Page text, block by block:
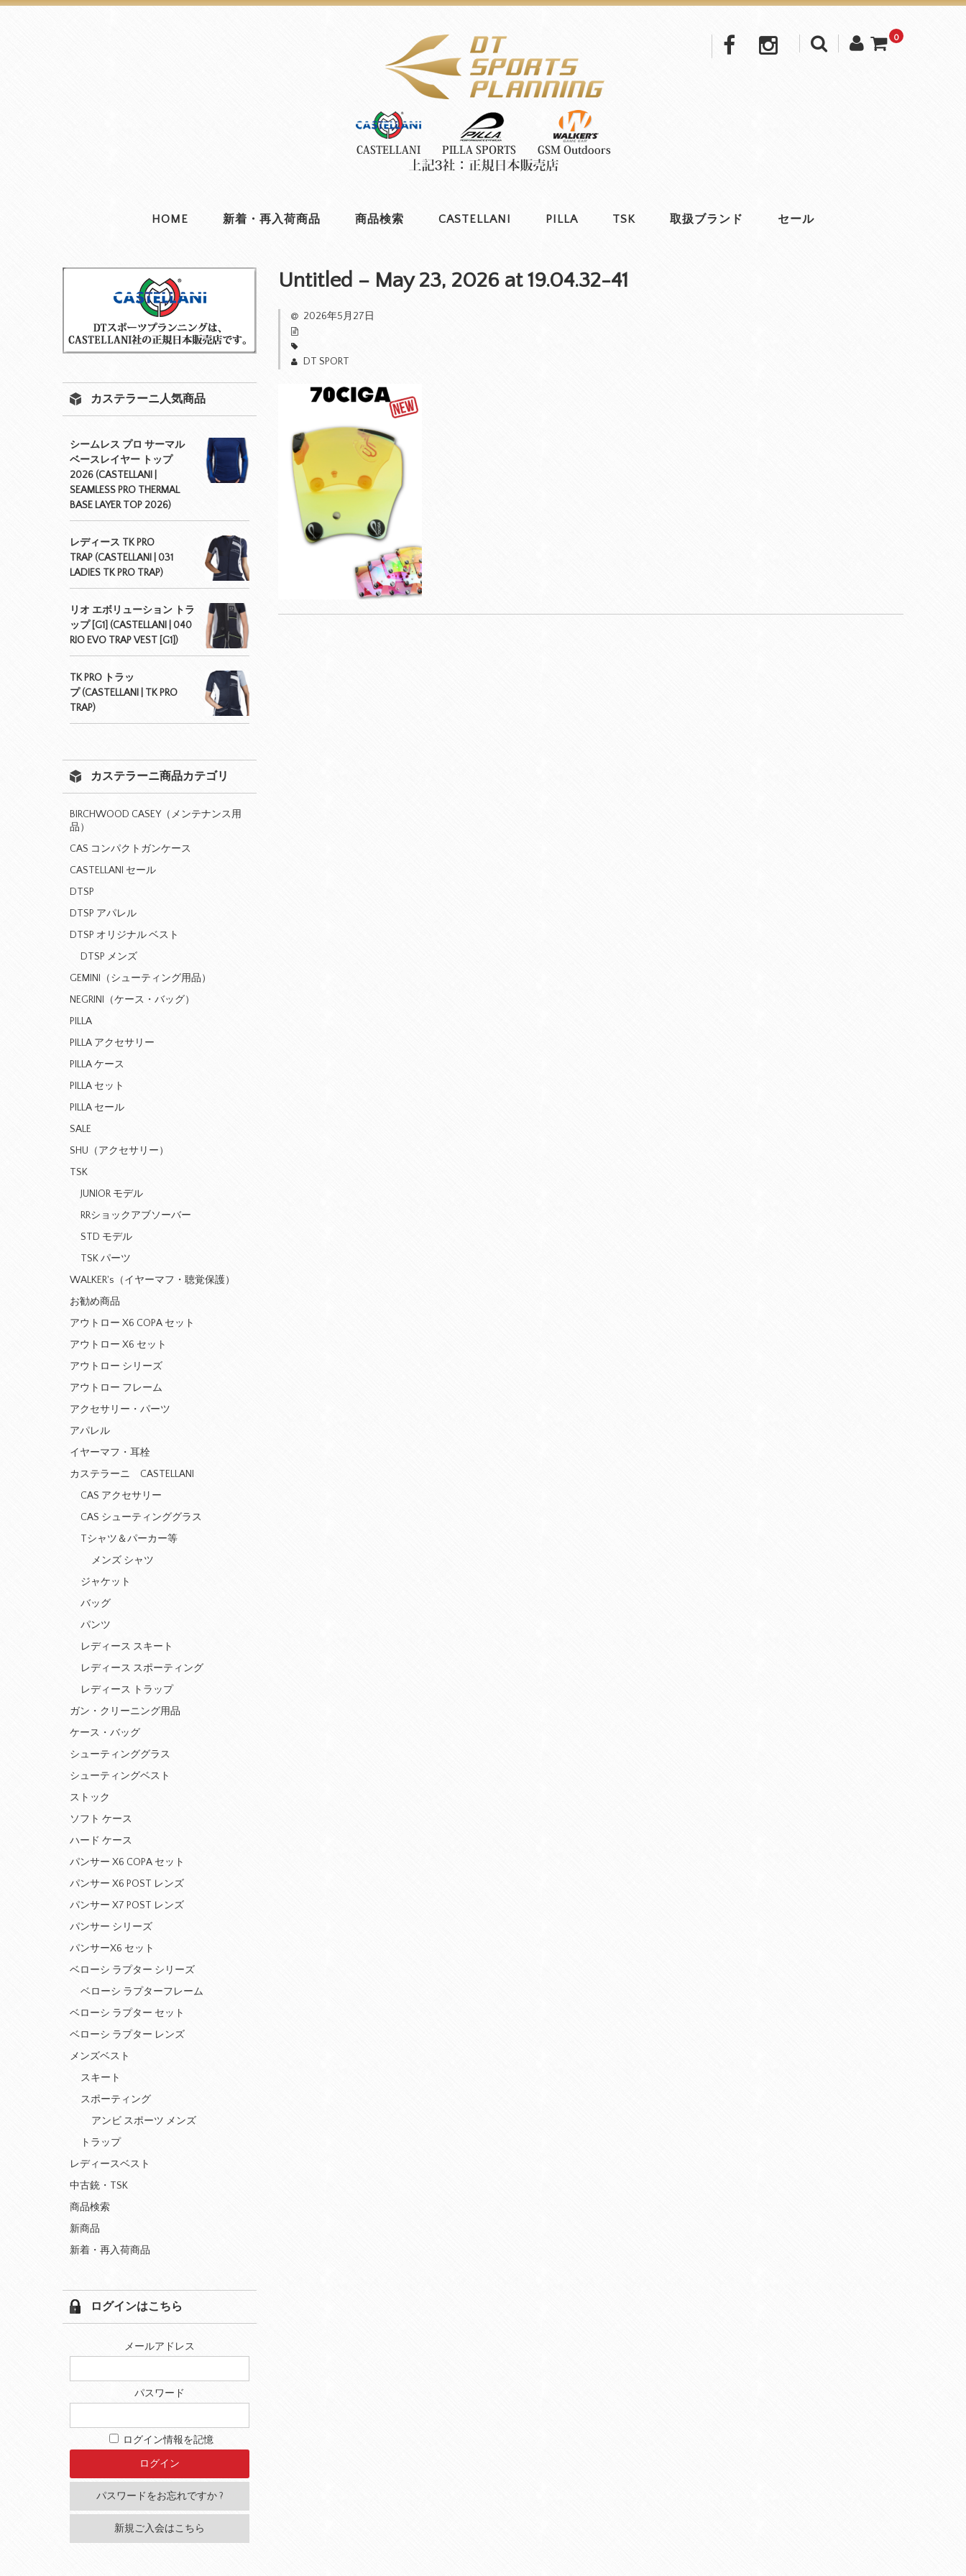
0
HOME 新着・再入荷商品 商品検索 CASTELLANI PILLA TSK 取扱ブランド セール
Untitled – May 23, 2026 at 19.04.32-41
2026年5月27日
DT SPORT
カステラーニ人気商品
シームレス プロ サーマル
ベースレイヤー トップ
2026 (CASTELLANI |
SEAMLESS PRO THERMAL
BASE LAYER TOP 2026)
レディース TK PRO
TRAP (CASTELLANI | 031
LADIES TK PRO TRAP)
リオ エボリューション トラ
ップ [G1] (CASTELLANI | 040
RIO EVO TRAP VEST [G1])
TK PRO トラッ
プ (CASTELLANI | TK PRO
TRAP)
カステラーニ商品カテゴリ
BIRCHWOOD CASEY（メンテナンス用
品）
CAS コンパクトガンケース
CASTELLANI セール
DTSP
DTSP アパレル
DTSP オリジナル ベスト
DTSP メンズ
GEMINI（シューティング用品）
NEGRINI（ケース・バッグ）
PILLA
PILLA アクセサリー
PILLA ケース
PILLA セット
PILLA セール
SALE
SHU（アクセサリー）
TSK
JUNIOR モデル
RRショックアブソーバー
STD モデル
TSK パーツ
WALKER's（イヤーマフ・聴覚保護）
お勧め商品
アウトロー X6 COPA セット
アウトロー X6 セット
アウトロー シリーズ
アウトロー フレーム
アクセサリー・パーツ
アパレル
イヤーマフ・耳栓
カステラーニ CASTELLANI
CAS アクセサリー
CAS シューティンググラス
Tシャツ＆パーカー等
メンズ シャツ
ジャケット
バッグ
パンツ
レディース スキート
レディース スポーティング
レディース トラップ
ガン・クリーニング用品
ケース・バッグ
シューティンググラス
シューティングベスト
ストック
ソフト ケース
ハード ケース
パンサー X6 COPA セット
パンサー X6 POST レンズ
パンサー X7 POST レンズ
パンサー シリーズ
パンサーX6 セット
ベローシ ラプター シリーズ
ベローシ ラプターフレーム
ベローシ ラプター セット
ベローシ ラプター レンズ
メンズベスト
スキート
スポーティング
アンビ スポーツ メンズ
トラップ
レディースベスト
中古銃・TSK
商品検索
新商品
新着・再入荷商品
ログインはこちら
メールアドレス
パスワード
ログイン情報を記憶
パスワードをお忘れですか ?
新規ご入会はこちら